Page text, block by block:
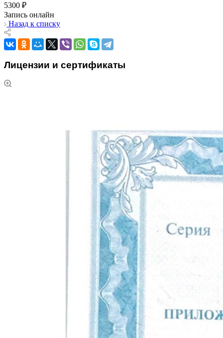
5300 ₽
Запись онлайн
Назад к списку
Лицензии и сертификаты